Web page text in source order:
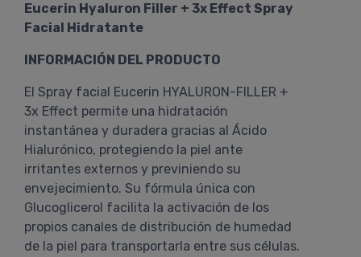
Eucerin Hyaluron Filler + 3x Effect Spray
Facial Hidratante
INFORMACIÓN DEL PRODUCTO
El Spray facial Eucerin HYALURON-FILLER +
3x Effect permite una hidratación
instantánea y duradera gracias al Ácido
Hialurónico, protegiendo la piel ante
irritantes externos y previniendo su
envejecimiento. Su fórmula única con
Glucoglicerol facilita la activación de los
propios canales de distribución de humedad
de la piel para transportarla entre sus células.